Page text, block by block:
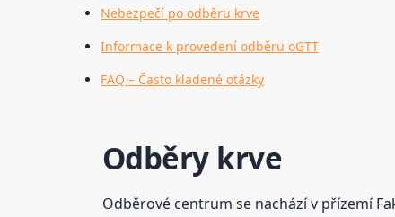
Nebezpečí po odběru krve
Informace k provedení odběru oGTT
FAQ – Často kladené otázky
Odběry krve
Odběrové centrum se nachází v přízemí